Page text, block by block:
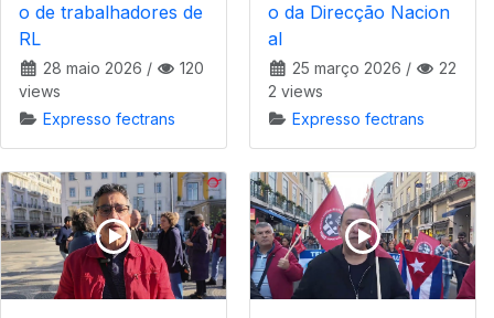
o de trabalhadores de
RL
28 maio 2026 /
120
views
Expresso fectrans
o da Direcção Nacion
al
25 março 2026 /
22
2 views
Expresso fectrans